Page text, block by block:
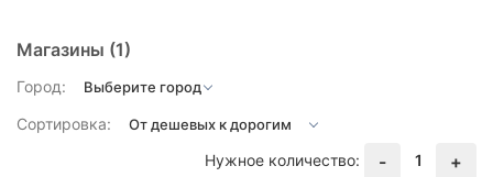
Магазины (1)
Город:
Сортировка:
Нужное количество:
- 1 +